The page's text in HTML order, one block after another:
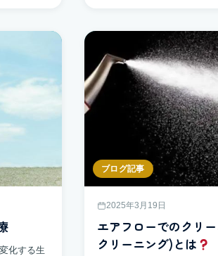
化する生
ブログ記事
2025年3月19日
エアフローでのクリ
クリーニング)とは